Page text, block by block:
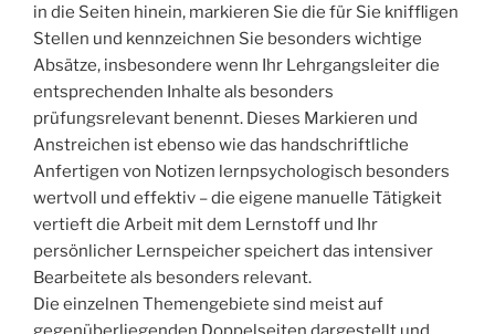
in die Seiten hinein, markieren Sie die für Sie kniffligen
Stellen und kennzeichnen Sie besonders wichtige
Absätze, insbesondere wenn Ihr Lehrgangsleiter die
entsprechenden Inhalte als besonders
prüfungsrelevant benennt. Dieses Markieren und
Anstreichen ist ebenso wie das handschriftliche
Anfertigen von Notizen lernpsychologisch besonders
wertvoll und effektiv – die eigene manuelle Tätigkeit
vertieft die Arbeit mit dem Lernstoff und Ihr
persönlicher Lernspeicher speichert das intensiver
Bearbeitete als besonders relevant.
Die einzelnen Themengebiete sind meist auf